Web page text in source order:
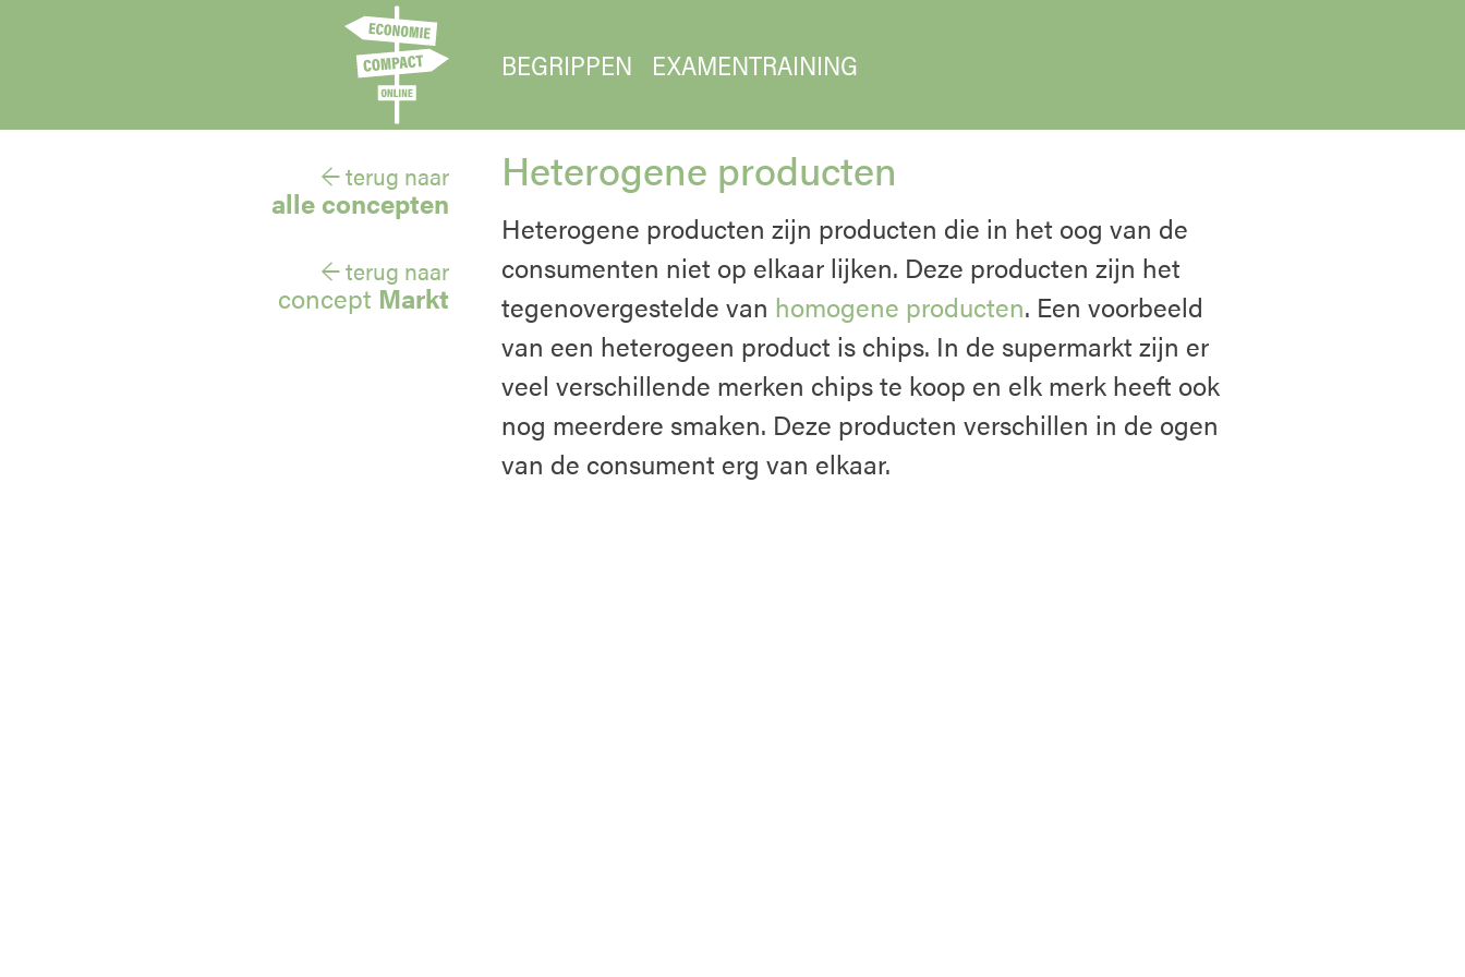
BEGRIPPEN EXAMENTRAINING
← terug naar
alle concepten
← terug naar
concept Markt
Heterogene producten
Heterogene producten zijn producten die in het oog van de
consumenten niet op elkaar lijken. Deze producten zijn het
tegenovergestelde van homogene producten. Een voorbeeld
van een heterogeen product is chips. In de supermarkt zijn er
veel verschillende merken chips te koop en elk merk heeft ook
nog meerdere smaken. Deze producten verschillen in de ogen
van de consument erg van elkaar.